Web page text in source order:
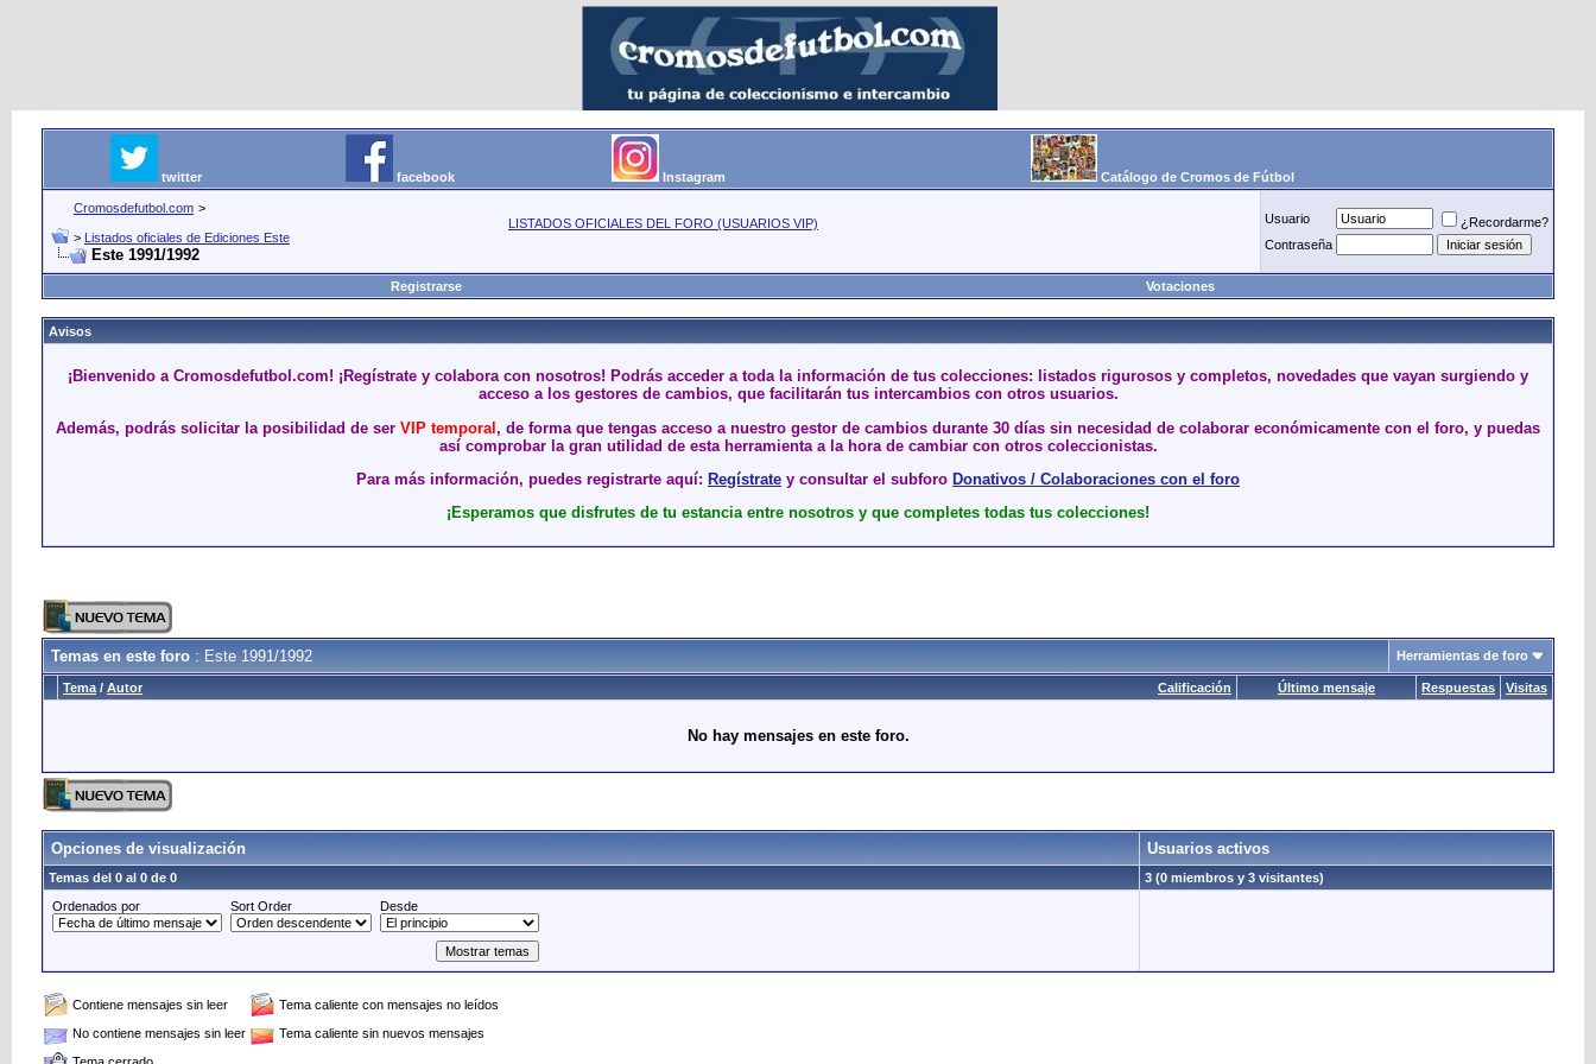
twitter facebook Instagram Catálogo de Cromos de Fútbol
Cromosdefutbol.com >
LISTADOS OFICIALES DEL FORO (USUARIOS VIP)
> Listados oficiales de Ediciones Este
Este 1991/1992
Usuario
¿Recordarme?
Contraseña
Registrarse Votaciones
Avisos
¡Bienvenido a Cromosdefutbol.com! ¡Regístrate y colabora con nosotros! Podrás acceder a toda la información de tus colecciones: listados rigurosos y completos, novedades que vayan surgiendo y
acceso a los gestores de cambios, que facilitarán tus intercambios con otros usuarios.
Además, podrás solicitar la posibilidad de ser VIP temporal, de forma que tengas acceso a nuestro gestor de cambios durante 30 días sin necesidad de colaborar económicamente con el foro, y puedas
así comprobar la gran utilidad de esta herramienta a la hora de cambiar con otros coleccionistas.
Para más información, puedes registrarte aquí: Regístrate y consultar el subforo Donativos / Colaboraciones con el foro
¡Esperamos que disfrutes de tu estancia entre nosotros y que completes todas tus colecciones!
Temas en este foro : Este 1991/1992 Herramientas de foro
Calificación
Tema / Autor Último mensaje Respuestas Visitas
No hay mensajes en este foro.
Opciones de visualización Usuarios activos
Temas del 0 al 0 de 0
3 (0 miembros y 3 visitantes)
Ordenados por
Sort Order Desde
Contiene mensajes sin leer
Tema caliente con mensajes no leídos
No contiene mensajes sin leer
Tema caliente sin nuevos mensajes